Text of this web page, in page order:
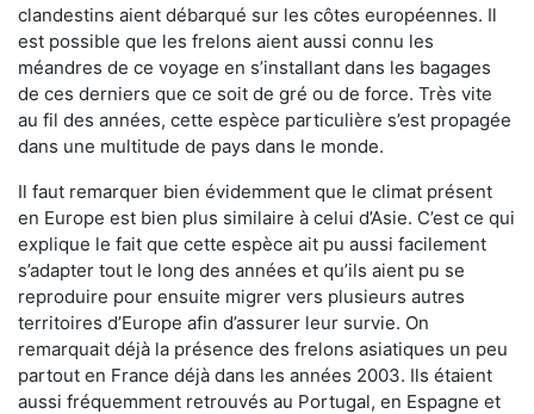
clandestins aient débarqué sur les côtes européennes. Il
est possible que les frelons aient aussi connu les
méandres de ce voyage en s’installant dans les bagages
de ces derniers que ce soit de gré ou de force. Très vite
au fil des années, cette espèce particulière s’est propagée
dans une multitude de pays dans le monde.
Il faut remarquer bien évidemment que le climat présent
en Europe est bien plus similaire à celui d’Asie. C’est ce qui
explique le fait que cette espèce ait pu aussi facilement
s’adapter tout le long des années et qu’ils aient pu se
reproduire pour ensuite migrer vers plusieurs autres
territoires d’Europe afin d’assurer leur survie. On
remarquait déjà la présence des frelons asiatiques un peu
partout en France déjà dans les années 2003. Ils étaient
aussi fréquemment retrouvés au Portugal, en Espagne et